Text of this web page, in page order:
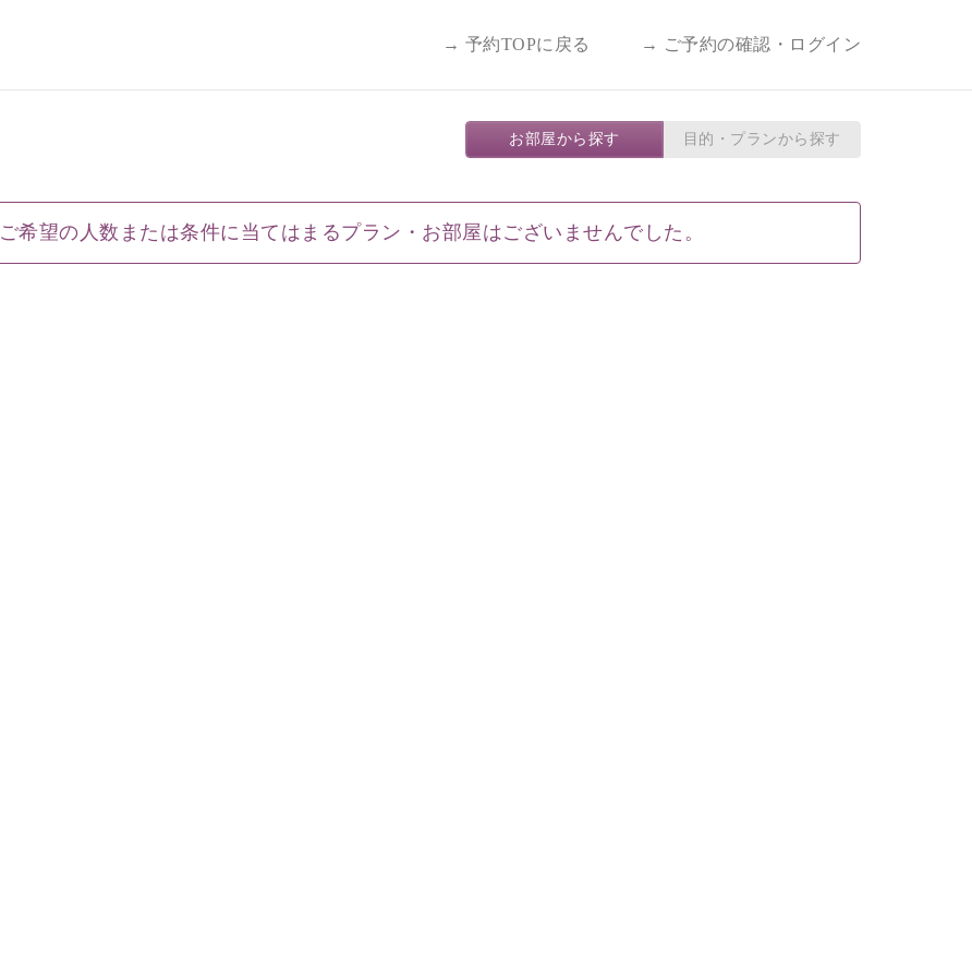
→ 予約TOPに戻る → ご予約の確認・ログイン
お部屋から探す 目的・プランから探す
ご希望の人数または条件に当てはまるプラン・お部屋はございませんでした。